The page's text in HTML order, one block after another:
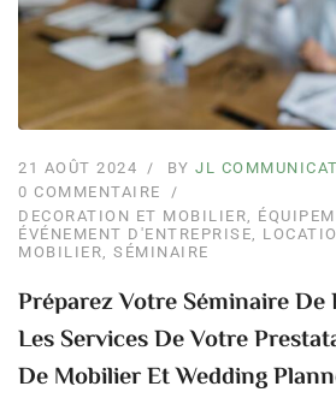
21 AOÛT 2024 BY JL
0 COMMENTAIRE
DECORATION ET MOBILIER
ÉVÉNEMENT D'ENTREPRISE
MOBILIER
SÉMINAIRE
Préparez Votre Séminaire De
Les Services De Votre
De Mobilier Et Wedding